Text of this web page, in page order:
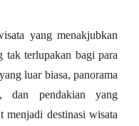
yang menakjubkan
tak terlupakan bagi para
luar biasa, panorama
dan pendakian yang
menjadi destinasi wisata